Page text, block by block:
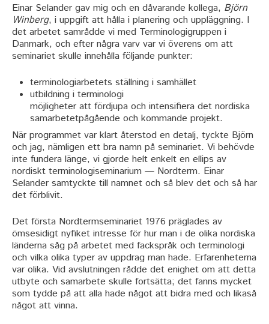
Einar Selander gav mig och en dåvarande kollega, Björn
Winberg, i uppgift att hålla i planering och uppläggning. I
det arbetet samrådde vi med Terminologigruppen i
Danmark, och efter några varv var vi överens om att
seminariet skulle innehålla följande punkter:
terminologiarbetets ställning i samhället
utbildning i terminologi
möjligheter att fördjupa och intensifiera det nordiska
samarbetetpågående och kommande projekt.
När programmet var klart återstod en detalj, tyckte Björn
och jag, nämligen ett bra namn på seminariet. Vi behövde
inte fundera länge, vi gjorde helt enkelt en ellips av
nordiskt terminologiseminarium — Nordterm. Einar
Selander samtyckte till namnet och så blev det och så har
det förblivit.
Det första Nordtermseminariet 1976 präglades av
ömsesidigt nyfiket intresse för hur man i de olika nordiska
länderna såg på arbetet med fackspråk och terminologi
och vilka olika typer av uppdrag man hade. Erfarenheterna
var olika. Vid avslutningen rådde det enighet om att detta
utbyte och samarbete skulle fortsätta; det fanns mycket
som tydde på att alla hade något att bidra med och likaså
något att vinna.